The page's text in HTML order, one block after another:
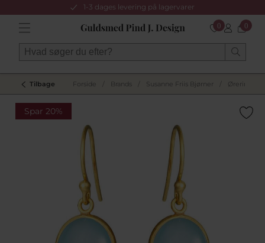
1-3 dages levering på lagervarer
0 0
Tilbage Forside Brands Susanne Friis Bjørner Øreringe
Spar 20%